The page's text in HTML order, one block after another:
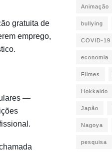
gratuita de
emprego,
—
Animação
bullying
COVID-19
economia
Filmes
Hokkaido
Japão
Nagoya
pesquisa